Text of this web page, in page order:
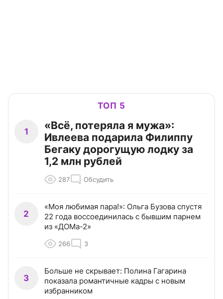
ТОП 5
1
«Всё, потеряла я мужа»:
Ивлеева подарила Филиппу
Бегаку дорогущую лодку за
1,2 млн рублей
287 Обсудить
2
«Моя любимая пара!»: Ольга Бузова спустя
22 года воссоединилась с бывшим парнем
из «ДОМа-2»
266 3
3
Больше не скрывает: Полина Гагарина
показала романтичные кадры с новым
избранником